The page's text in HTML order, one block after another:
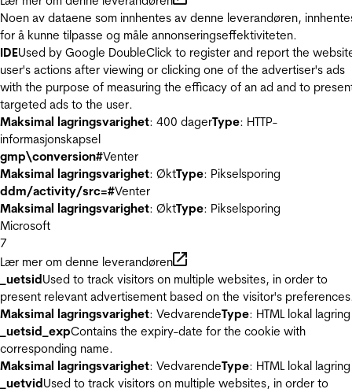
Noen av dataene som innhentes av denne leverandøren,
for å kunne tilpasse og måle annonseringseffektiviteten.
IDEUsed by Google DoubleClick to register and report the
user's actions after viewing or clicking one of the advertiser's ads
with the purpose of measuring the efficacy of an ad and to
targeted ads to the user.
Maksimal lagringsvarighet: 400 dagerType: HTTP-
informasjonskapsel
gmp\conversion#Venter
Maksimal lagringsvarighet: ØktType: Pikselsporing
ddm/activity/src=#Venter
Maksimal lagringsvarighet: ØktType: Pikselsporing
Microsoft
7
Lær mer om denne leverandøren
_uetsidUsed to track visitors on multiple websites, in order to
present relevant advertisement based on the visitor's
Maksimal lagringsvarighet: VedvarendeType: HTML lokal lagring
_uetsid_expContains the expiry-date for the cookie with
corresponding name.
Maksimal lagringsvarighet: VedvarendeType: HTML lokal lagring
_uetvidUsed to track visitors on multiple websites, in order to